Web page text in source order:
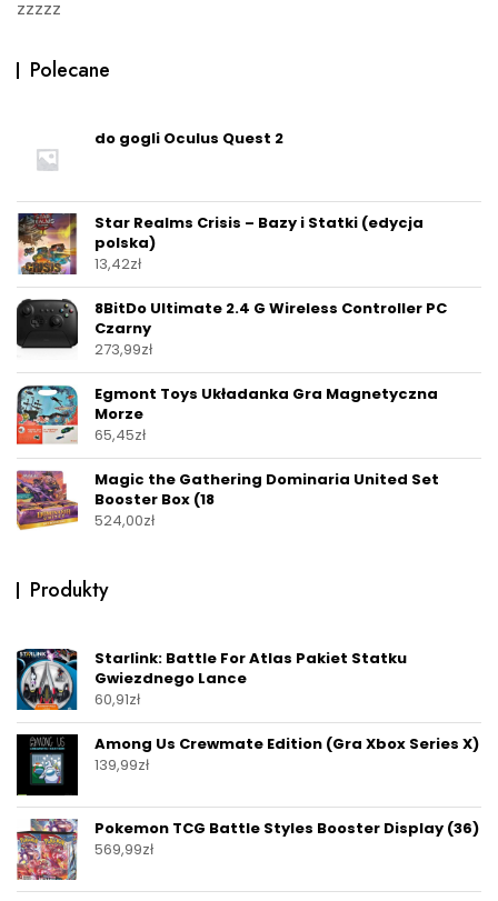
zzzzz
Polecane
do gogli Oculus Quest 2
Star Realms Crisis – Bazy i Statki (edycja
polska)
13,42zł
8BitDo Ultimate 2.4 G Wireless Controller PC
Czarny
273,99zł
Egmont Toys Układanka Gra Magnetyczna
Morze
65,45zł
Magic the Gathering Dominaria United Set
Booster Box (18
524,00zł
Produkty
Starlink: Battle For Atlas Pakiet Statku
Gwiezdnego Lance
60,91zł
Among Us Crewmate Edition (Gra Xbox Series X)
139,99zł
Pokemon TCG Battle Styles Booster Display (36)
569,99zł